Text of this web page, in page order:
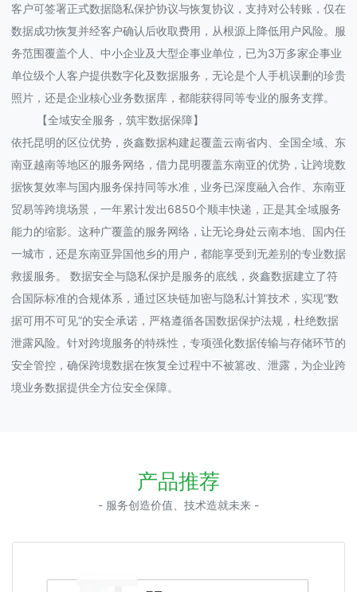
客户可签署正式数据隐私保护协议与恢复协议，支持对公转账，仅在
数据成功恢复并经客户确认后收取费用，从根源上降低用户风险。服
务范围覆盖个人、中小企业及大型企事业单位，已为3万多家企事业
单位级个人客户提供数字化及数据服务，无论是个人手机误删的珍贵
照片，还是企业核心业务数据库，都能获得同等专业的服务支撑。
【全域安全服务，筑牢数据保障】
依托昆明的区位优势，炎鑫数据构建起覆盖云南省内、全国全域、东
南亚越南等地区的服务网络，借力昆明覆盖东南亚的优势，让跨境数
据恢复效率与国内服务保持同等水准，业务已深度融入合作、东南亚
贸易等跨境场景，一年累计发出6850个顺丰快递，正是其全域服务
能力的缩影。这种广覆盖的服务网络，让无论身处云南本地、国内任
一城市，还是东南亚异国他乡的用户，都能享受到无差别的专业数据
救援服务。 数据安全与隐私保护是服务的底线，炎鑫数据建立了符
合国际标准的合规体系，通过区块链加密与隐私计算技术，实现“数
据可用不可见”的安全承诺，严格遵循各国数据保护法规，杜绝数据
泄露风险。针对跨境服务的特殊性，专项强化数据传输与存储环节的
安全管控，确保跨境数据在恢复全过程中不被篡改、泄露，为企业跨
境业务数据提供全方位安全保障。
产品推荐
- 服务创造价值、技术造就未来 -